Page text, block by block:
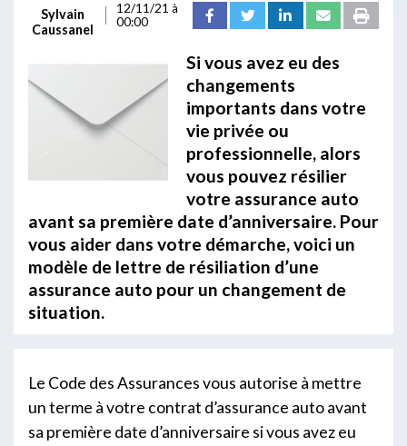
Sylvain
Caussanel
12/11/21 à
00:00
Si vous avez eu des
changements
importants dans votre
vie privée ou
professionnelle, alors
vous pouvez résilier
votre assurance auto
avant sa première date d’anniversaire. Pour
vous aider dans votre démarche, voici un
modèle de lettre de résiliation d’une
assurance auto pour un changement de
situation.
Le Code des Assurances vous autorise à mettre
un terme à votre contrat d’assurance auto avant
sa première date d’anniversaire si vous avez eu